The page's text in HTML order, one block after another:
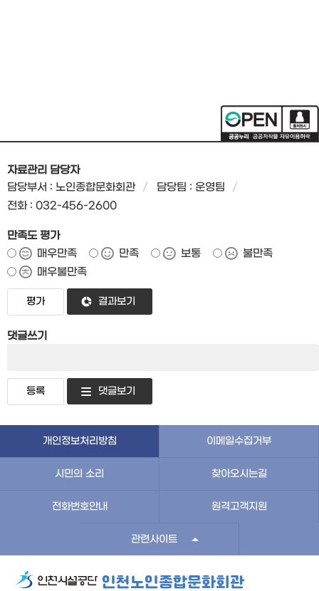
자료관리 담당자
담당부서 : 노인종합문화회관
담당팀 : 운영팀
전화 : 032-456-2600
만족도 평가
매우만족
만족 보통
불만족
매우불만족
결과보기
댓글쓰기
댓글보기
개인정보처리방침 이메일수집거부
시민의 소리 찾아오시는길
전화번호안내 원격고객지원
관련사이트
인천노인종합문화회관